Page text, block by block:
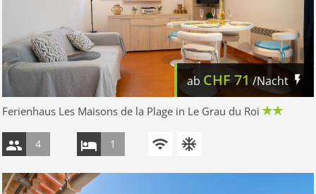
ab CHF71 /Nacht
Ferienhaus Les Maisons de la Plage in Le Grau du Roi
4 1